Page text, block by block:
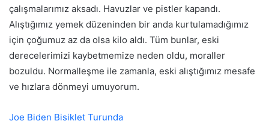
çalışmalarımız aksadı. Havuzlar ve pistler kapandı.
Alıştığımız yemek düzeninden bir anda kurtulamadığımız
için çoğumuz az da olsa kilo aldı. Tüm bunlar, eski
derecelerimizi kaybetmemize neden oldu, moraller
bozuldu. Normalleşme ile zamanla, eski alıştığımız mesafe
ve hızlara dönmeyi umuyorum.
Joe Biden Bisiklet Turunda